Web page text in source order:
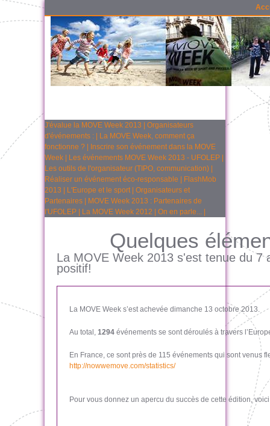
J'évalue la MOVE Week 2013
Organisateurs
d'événements :
La MOVE Week, comment ça
fonctionne ?
Inscrire son événement dans la MOVE
Week
Les événements MOVE Week 2013 - UFOLEP
Les outils de l'organisateur (TIPO, communication)
Réaliser un événement éco-responsable
FlashMob
2013
L'Europe et le sport| Organisateurs et
Partenaires
MOVE Week 2013 : Partenaires de
l'UFOLEP
La MOVE Week 2012 On en parle...
Quelques
La MOVE Week 2013 s'est tenue du 7
positif!
La MOVE Week s’est achevée dimanche 13 octobre 2013.
Au total, 1294 événements se sont déroulés à travers
En France, ce sont près de 115 événements qui sont venus
http://nowwemove.com/statistics/
Pour vous donnez un apercu du succès de cette édition,